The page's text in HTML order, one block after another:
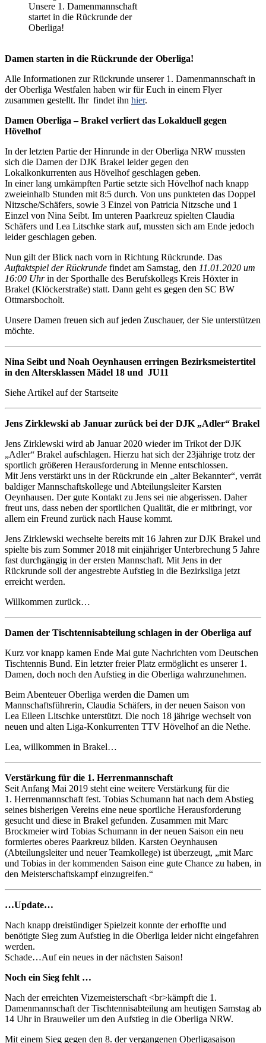
Unsere 1. Damenmannschaft
startet in die Rückrunde der
Oberliga!
Damen starten in die Rückrunde der Oberliga!
Alle Informationen zur Rückrunde unserer 1. Damenmannschaft in
der Oberliga Westfalen haben wir für Euch in einem Flyer
zusammen gestellt. Ihr findet ihn hier.
Damen Oberliga – Brakel verliert das Lokalduell gegen
Hövelhof
In der letzten Partie der Hinrunde in der Oberliga NRW mussten
sich die Damen der DJK Brakel leider gegen den
Lokalkonkurrenten aus Hövelhof geschlagen geben.
In einer lang umkämpften Partie setzte sich Hövelhof nach knapp
zweieinhalb Stunden mit 8:5 durch. Von uns punkteten das Doppel
Nitzsche/Schäfers, sowie 3 Einzel von Patricia Nitzsche und 1
Einzel von Nina Seibt. Im unteren Paarkreuz spielten Claudia
Schäfers und Lea Litschke stark auf, mussten sich am Ende jedoch
leider geschlagen geben.
Nun gilt der Blick nach vorn in Richtung Rückrunde. Das
Auftaktspiel der Rückrunde findet am Samstag, den 11.01.2020 um
16:00 Uhrin der Sporthalle des Berufskollegs Kreis Höxter in
Brakel (Klöckerstraße) statt. Dann geht es gegen den SC BW
Ottmarsbocholt.
Unsere Damen freuen sich auf jeden Zuschauer, der Sie unterstützen
möchte.
Nina Seibt und Noah Oeynhausen erringen Bezirksmeistertitel
in den Altersklassen Mädel 18 und JU11
Siehe Artikel auf der Startseite
Jens Zirklewski ab Januar zurück bei der DJK „Adler“ Brakel
Jens Zirklewski wird ab Januar 2020 wieder im Trikot der DJK
„Adler“ Brakel aufschlagen. Hierzu hat sich der 23jährige trotz der
sportlich größeren Herausforderung in Menne entschlossen.
Mit Jens verstärkt uns in der Rückrunde ein „alter Bekannter“, verrät
baldiger Mannschaftskollege und Abteilungsleiter Karsten
Oeynhausen. Der gute Kontakt zu Jens sei nie abgerissen. Daher
freut uns, dass neben der sportlichen Qualität, die er mitbringt, vor
allem ein Freund zurück nach Hause kommt.
Jens Zirklewski wechselte bereits mit 16 Jahren zur DJK Brakel und
spielte bis zum Sommer 2018 mit einjähriger Unterbrechung 5 Jahre
fast durchgängig in der ersten Mannschaft. Mit Jens in der
Rückrunde soll der angestrebte Aufstieg in die Bezirksliga jetzt
erreicht werden.
Willkommen zurück…
Damen der Tischtennisabteilung schlagen in der Oberliga auf
Kurz vor knapp kamen Ende Mai gute Nachrichten vom Deutschen
Tischtennis Bund. Ein letzter freier Platz ermöglicht es unserer 1.
Damen, doch noch den Aufstieg in die Oberliga wahrzunehmen.
Beim Abenteuer Oberliga werden die Damen um
Mannschaftsführerin, Claudia Schäfers, in der neuen Saison von
Lea Eileen Litschke unterstützt. Die noch 18 jährige wechselt von
neuen und alten Liga-Konkurrenten TTV Hövelhof an die Nethe.
Lea, willkommen in Brakel…
Verstärkung für die 1. Herrenmannschaft
Seit Anfang Mai 2019 steht eine weitere Verstärkung für die
1. Herrenmannschaft fest. Tobias Schumann hat nach dem Abstieg
seines bisherigen Vereins eine neue sportliche Herausforderung
gesucht und diese in Brakel gefunden. Zusammen mit Marc
Brockmeier wird Tobias Schumann in der neuen Saison ein neu
formiertes oberes Paarkreuz bilden. Karsten Oeynhausen
(Abteilungsleiter und neuer Teamkollege) ist überzeugt, „mit Marc
und Tobias in der kommenden Saison eine gute Chance zu haben, in
den Meisterschaftskampf einzugreifen.“
…Update…
Nach knapp dreistündiger Spielzeit konnte der erhoffte und
benötigte Sieg zum Aufstieg in die Oberliga leider nicht eingefahren
werden.
Schade…Auf ein neues in der nächsten Saison!
Noch ein Sieg fehlt …
Nach der erreichten Vizemeisterschaft <br>kämpft die 1.
Damenmannschaft der Tischtennisabteilung am heutigen Samstag ab
14 Uhr in Brauweiler um den Aufstieg in die Oberliga NRW.
Mit einem Sieg gegen den 8. der vergangenen Oberligasaison